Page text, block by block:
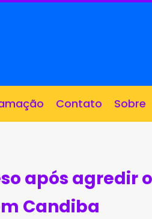
Contato Sobre
após agredir
Candiba